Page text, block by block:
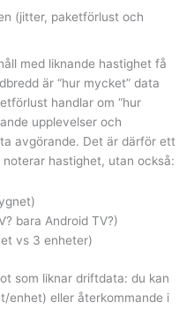
(jitter, paketförlust och
med liknande hastighet få
är “hur mycket” data
handlar om “hur
upplevelser och
avgörande. Det är därför ett
hastighet, utan också:
bara Android TV?)
vs 3 enheter)
som liknar driftdata: du kan
enhet) eller återkommande i